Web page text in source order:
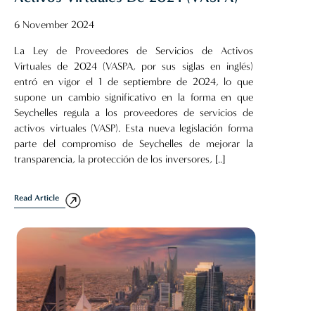
6 November 2024
La Ley de Proveedores de Servicios de Activos
Virtuales de 2024 (VASPA, por sus siglas en inglés)
entró en vigor el 1 de septiembre de 2024, lo que
supone un cambio significativo en la forma en que
Seychelles regula a los proveedores de servicios de
activos virtuales (VASP). Esta nueva legislación forma
parte del compromiso de Seychelles de mejorar la
transparencia, la protección de los inversores, [..]
Read Article